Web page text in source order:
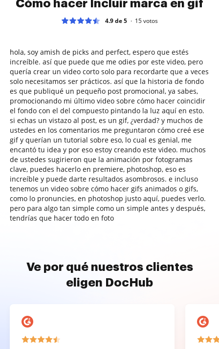
Cómo hacer Incluir marca en gif
4.9 de 5 15votos
hola, soy amish de picks and perfect, espero que estés
increíble. así que puede que me odies por este video, pero
quería crear un video corto solo para recordarte que a veces
solo necesitamos ser prácticos. así que la historia de fondo
es que publiqué un pequeño post promocional, ya sabes,
promocionando mi último video sobre cómo hacer coincidir
el fondo con el del compuesto pintando la luz aquí en esto.
si echas un vistazo al post, es un gif, ¿verdad? y muchos de
ustedes en los comentarios me preguntaron cómo creé ese
gif y querían un tutorial sobre eso, lo cual es genial, me
encantó tu idea y por eso estoy creando este video. muchos
de ustedes sugirieron que la animación por fotogramas
clave, puedes hacerlo en premiere, photoshop, eso es
increíble y puede darte resultados asombrosos. e incluso
tenemos un video sobre cómo hacer gifs animados o gifs,
como lo pronuncies, en photoshop justo aquí, puedes verlo.
pero para algo tan simple como un simple antes y después,
tendrías que hacer todo en foto
Ve por qué nuestros clientes
eligen DocHub